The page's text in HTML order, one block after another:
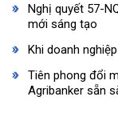
Nghị quyết 57-
mới sáng tạo
Khi doanh
Tiên phong đổi
Agribanker sẵn